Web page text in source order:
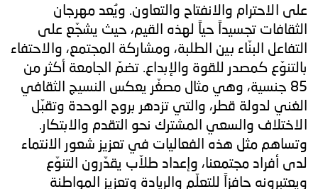
على الاحترام والانفتاح والتعاون. ويُعد مهرجان
الثقافات تجسيداً حياً لهذه القيم، حيث يشجّع على
التفاعل البنّاء بين الطلبة، ومشاركة المجتمع، والاحتفاء
بالتنوّع كمصدر للقوة والإبداع. تضمّ الجامعة أكثر من
85 جنسية، وهي مثال مصغّر يعكس النسيج الثقافي
الغني لدولة قطر، والتي تزدهر بروح الوحدة وتقبّل
الاختلاف والسعي المشترك نحو التقدم والابتكار.
وتساهم مثل هذه الفعاليات في تعزيز شعور الانتماء
لدى أفراد مجتمعنا، وإعداد طلاّب يقدّرون التنوّع
ويعتبرونه حافزاً للتعلّم والريادة وتعزيز المواطنة